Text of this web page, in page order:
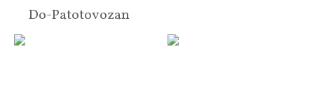
Do-Patotovozan